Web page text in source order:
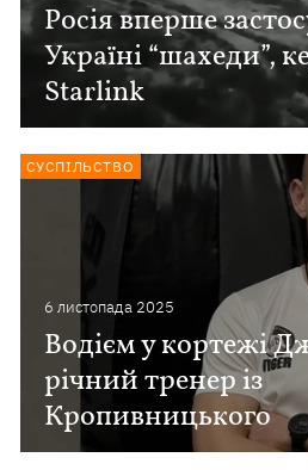
Росія вперше
Україні “шахеди”,
Starlink
6 листопада 2025
Водієм у кортежі
річний тренер із
Кропивницького
СУСПІЛЬСТВО